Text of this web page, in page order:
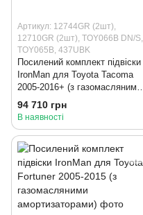
Артикул: 12744GR (2шт),
12710GR (2шт), TOY066B DN/S,
TOY065B, 437UBK
Посилений комплект підвіски
IronMan для Toyota Tacoma
2005-2016+ (з газомасляними
амортизаторами)
94 710 грн
В наявності